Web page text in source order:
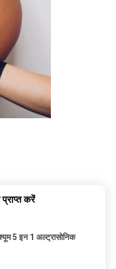
करें
5 इन 1 अल्ट्रासोनिक